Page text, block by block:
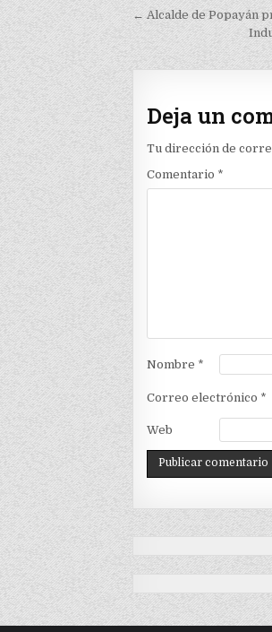
entradas
← Alcalde de Popayán
Deja un
Tu dirección de
Comentario *
Nombre *
Correo electrónico *
Web